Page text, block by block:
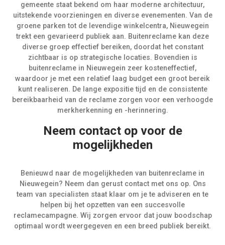
gemeente staat bekend om haar moderne architectuur,
uitstekende voorzieningen en diverse evenementen. Van de
groene parken tot de levendige winkelcentra, Nieuwegein
trekt een gevarieerd publiek aan. Buitenreclame kan deze
diverse groep effectief bereiken, doordat het constant
zichtbaar is op strategische locaties. Bovendien is
buitenreclame in Nieuwegein zeer kosteneffectief,
waardoor je met een relatief laag budget een groot bereik
kunt realiseren. De lange expositie tijd en de consistente
bereikbaarheid van de reclame zorgen voor een verhoogde
merkherkenning en -herinnering.
Neem contact op voor de
mogelijkheden
Benieuwd naar de mogelijkheden van buitenreclame in
Nieuwegein? Neem dan gerust contact met ons op. Ons
team van specialisten staat klaar om je te adviseren en te
helpen bij het opzetten van een succesvolle
reclamecampagne. Wij zorgen ervoor dat jouw boodschap
optimaal wordt weergegeven en een breed publiek bereikt.